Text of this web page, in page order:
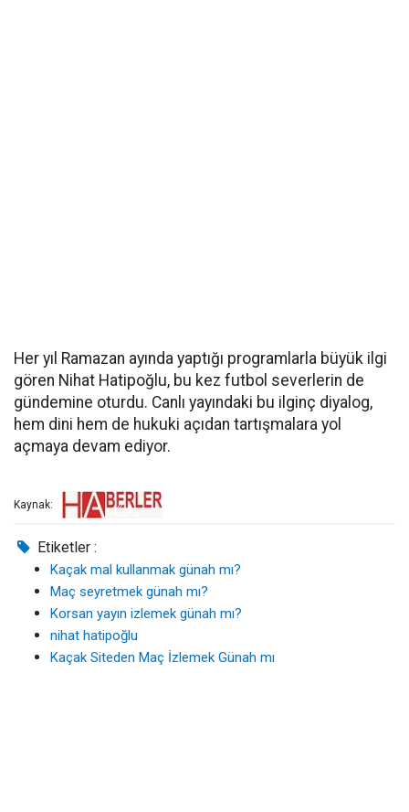
Her yıl Ramazan ayında yaptığı programlarla büyük ilgi
gören Nihat Hatipoğlu, bu kez futbol severlerin de
gündemine oturdu. Canlı yayındaki bu ilginç diyalog,
hem dini hem de hukuki açıdan tartışmalara yol
açmaya devam ediyor.
Kaynak:
Etiketler :
Kaçak mal kullanmak günah mı?
Maç seyretmek günah mı?
Korsan yayın izlemek günah mı?
nihat hatipoğlu
Kaçak Siteden Maç İzlemek Günah mı